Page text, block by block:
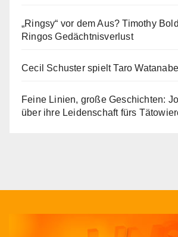
„Ringsy“ vor dem Aus? Timothy
Ringos Gedächtnisverlust
Cecil Schuster spielt Taro Watanabe
Feine Linien, große Geschichten:
über ihre Leidenschaft fürs